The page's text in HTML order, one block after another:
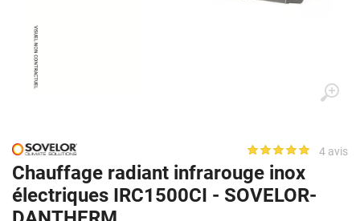
4 avis
Chauffage radiant infrarouge inox
électriques IRC1500CI - SOVELOR-